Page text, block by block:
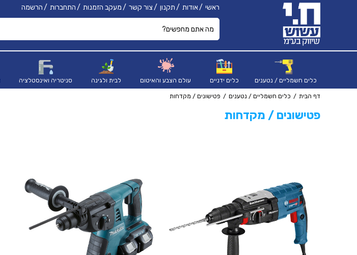
ראשי אודות תקנון צור קשר מעקב הזמנות התחברות הרשמה
כלים חשמליים / נטענים כלים ידניים עולם הצבע והאיטום לבית ולגינה סניטריה ואינסטלציה
דף הבית כלים חשמליים / נטענים פטישונים / מקדחות
פטישונים / מקדחות